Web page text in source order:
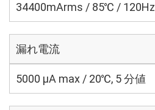
34400mArms / 85℃ / 120Hz
漏れ電流
5000 μA max / 20℃, 5 分値